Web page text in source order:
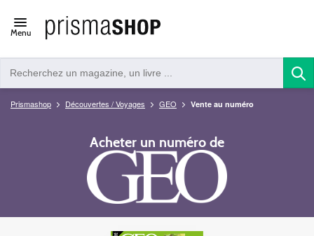
Open/close
navigation
Menu
Prismashop Découvertes / Voyages GEO Vente au numéro
Acheter un numéro de